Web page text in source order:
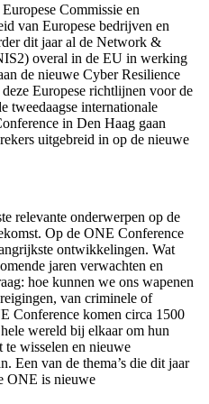
Commissie en
van Europese bedrijven en
dit jaar al de Network &
overal in de EU in werking
de nieuwe Cyber Resilience
Europese richtlijnen voor de
tweedaagse internationale
in Den Haag gaan
uitgebreid in op de nieuwe
relevante onderwerpen op de
Op de ONE Conference
ontwikkelingen. Wat
jaren verwachten en
hoe kunnen we ons wapenen
van criminele of
Conference komen circa 1500
wereld bij elkaar om hun
wisselen en nieuwe
Een van de thema’s die dit jaar
ONE is nieuwe